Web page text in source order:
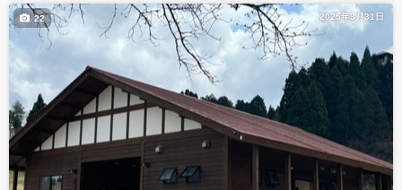
2025年3月31日
22